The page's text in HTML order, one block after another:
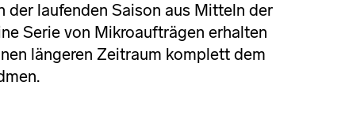
der laufenden Saison aus Mitteln der
Serie von Mikroaufträgen erhalten
längeren Zeitraum komplett dem